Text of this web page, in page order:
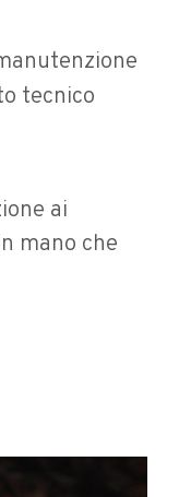
tecnico
ai
mano che